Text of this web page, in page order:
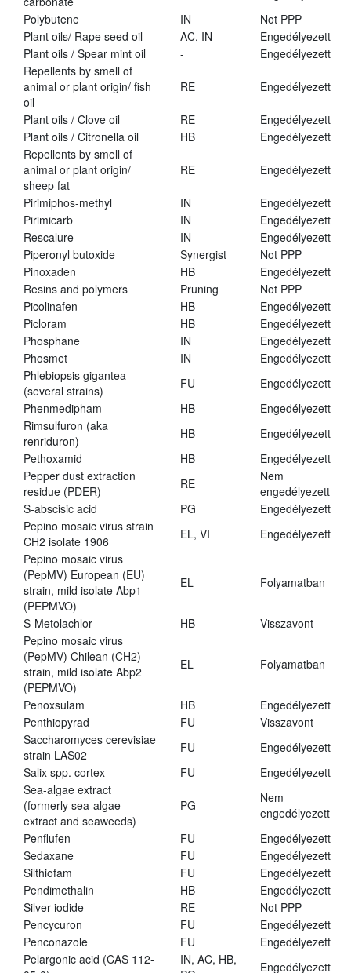
Polybutene
IN
Not PPP
Plant oils/ Rape seed oil
AC, IN
Engedélyezett
Plant oils / Spear mint oil
-
Engedélyezett
Repellents by smell of
animal or plant origin/ fish
oil
RE Engedélyezett
Plant oils / Clove oil RE
Engedélyezett
Plant oils / Citronella oil
HB
Engedélyezett
Repellents by smell of
animal or plant origin/
sheep fat
RE Engedélyezett
Pirimiphos-methyl IN
Engedélyezett
Pirimicarb
IN
Engedélyezett
Rescalure
IN
Engedélyezett
Piperonyl butoxide
Synergist
Not PPP
Pinoxaden
HB
Engedélyezett
Resins and polymers
Pruning
Not PPP
Picolinafen
HB
Engedélyezett
Picloram
HB
Engedélyezett
Phosphane
IN
Engedélyezett
Phosmet
IN
Engedélyezett
Phlebiopsis gigantea
(several strains)
FU
Engedélyezett
Phenmedipham
HB
Engedélyezett
Rimsulfuron (aka
renriduron)
HB
Engedélyezett
Pethoxamid
HB
Engedélyezett
Pepper dust extraction
residue (PDER)
RE
Nem
engedélyezett
S-abscisic acid
PG
Engedélyezett
Pepino mosaic virus strain
CH2 isolate 1906
EL, VI
Engedélyezett
Pepino mosaic virus
(PepMV) European (EU)
strain, mild isolate Abp1
(PEPMVO)
EL Folyamatban
S-Metolachlor HB
Visszavont
Pepino mosaic virus
(PepMV) Chilean (CH2)
strain, mild isolate Abp2
(PEPMVO)
EL Folyamatban
Penoxsulam HB
Engedélyezett
Penthiopyrad
FU
Visszavont
Saccharomyces cerevisiae
strain LAS02
FU
Engedélyezett
Salix spp. cortex
FU
Engedélyezett
Sea-algae extract
(formerly sea-algae
extract and seaweeds)
PG
Nem
engedélyezett
Penflufen
FU
Engedélyezett
Sedaxane
FU
Engedélyezett
Silthiofam
FU
Engedélyezett
Pendimethalin
HB
Engedélyezett
Silver iodide
RE
Not PPP
Pencycuron
FU
Engedélyezett
Penconazole
FU
Engedélyezett
Pelargonic acid (CAS 112-
IN, AC, HB,
Engedélyezett